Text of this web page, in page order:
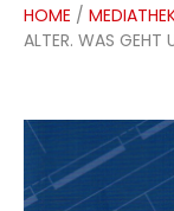
HOME /
ALTER. WAS GEHT